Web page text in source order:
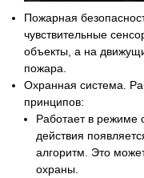
Пожарная
чувствительные
объекты, а на
пожара.
Охранная система.
принципов:
Работает в режиме
действия
алгоритм. Это
охраны.